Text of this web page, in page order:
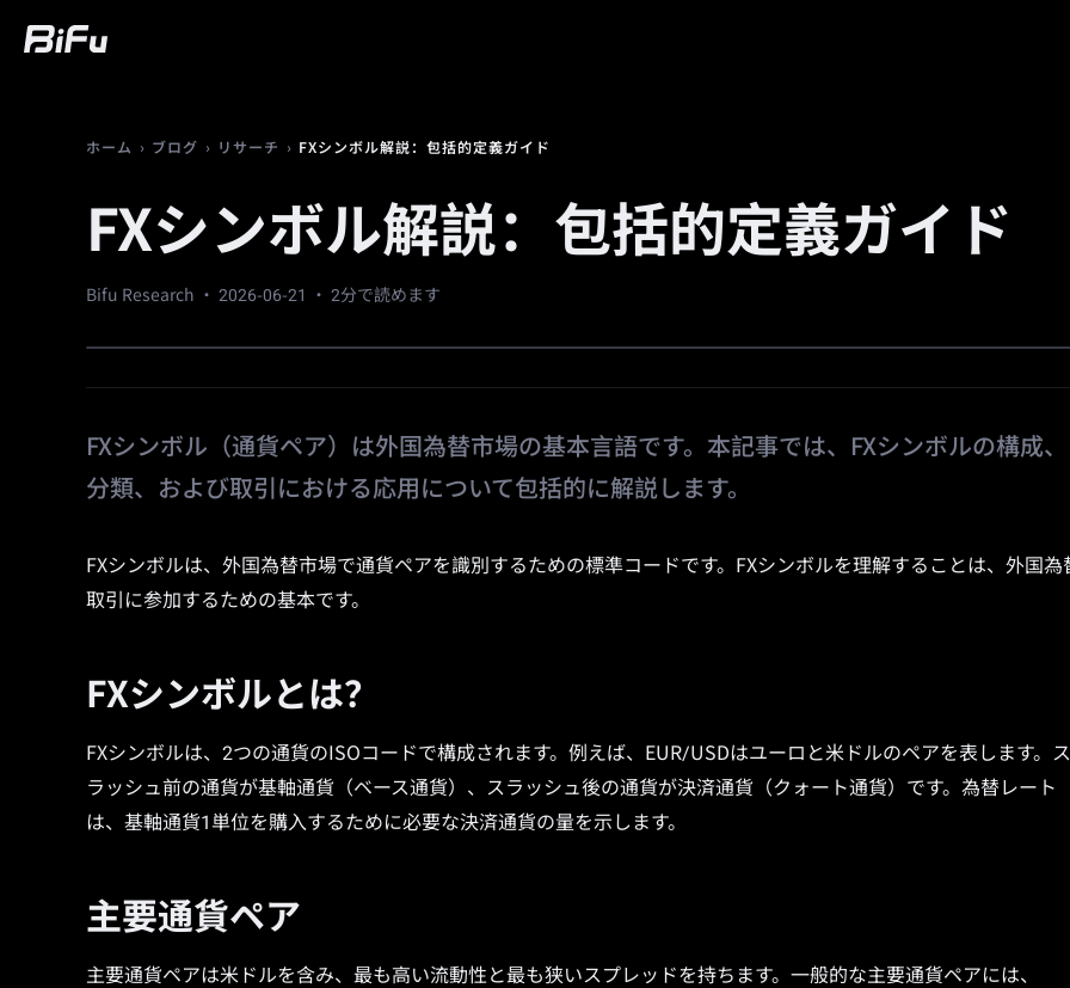
ホーム › ブログ › リサーチ › FXシンボル解説：包括的定義ガイド
FXシンボル解説：包括的定義ガイド
Bifu Research · 2026-06-21 · 2分で読めます
FXシンボル（通貨ペア）は外国為替市場の基本言語です。本記事では、FXシンボルの構成、
分類、および取引における応用について包括的に解説します。
FXシンボルは、外国為替市場で通貨ペアを識別するための標準コードです。FXシンボルを理解することは、外国為
取引に参加するための基本です。
FXシンボルとは？
FXシンボルは、2つの通貨のISOコードで構成されます。例えば、EUR/USDはユーロと米ドルのペアを表します。ス
ラッシュ前の通貨が基軸通貨（ベース通貨）、スラッシュ後の通貨が決済通貨（クォート通貨）です。為替レート
は、基軸通貨1単位を購入するために必要な決済通貨の量を示します。
主要通貨ペア
主要通貨ペアは米ドルを含み、最も高い流動性と最も狭いスプレッドを持ちます。一般的な主要通貨ペアには、